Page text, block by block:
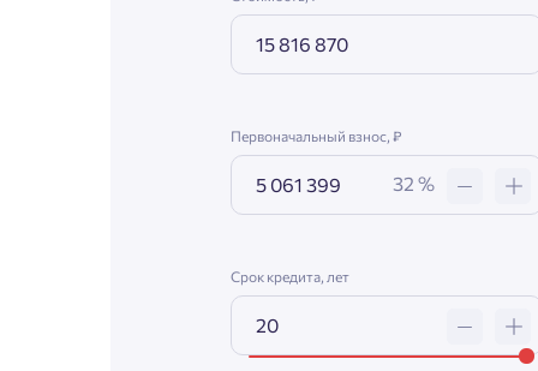
Первоначальный взнос, ₽
32 %
Срок кредита, лет